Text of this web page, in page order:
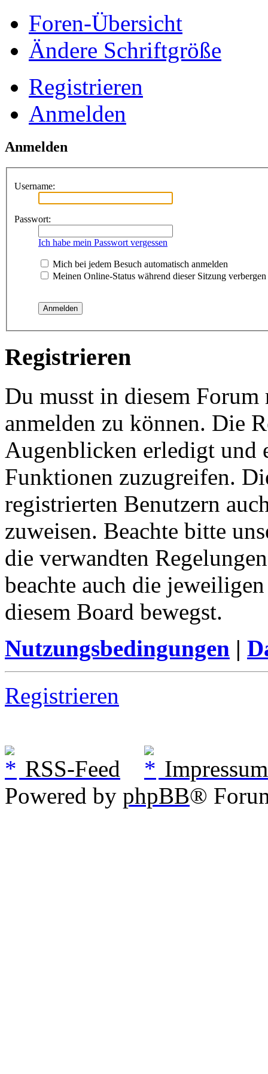
Foren-Übersicht
Ändere Schriftgröße
Registrieren
Anmelden
Anmelden
Username:
Passwort:
Ich habe mein Passwort vergessen
Mich bei jedem Besuch automatisch anmelden
Meinen Online-Status während dieser Sitzung verbergen
Registrieren
Du musst in diesem
anmelden zu können. Die
Augenblicken erledigt und
Funktionen zuzugreifen.
registrierten Benutzern
zuweisen. Beachte bitte
die verwandten
beachte auch die
diesem Board bewegst.
Nutzungsbedingungen |
Registrieren
RSS-Feed
Impressum
Powered by phpBB®